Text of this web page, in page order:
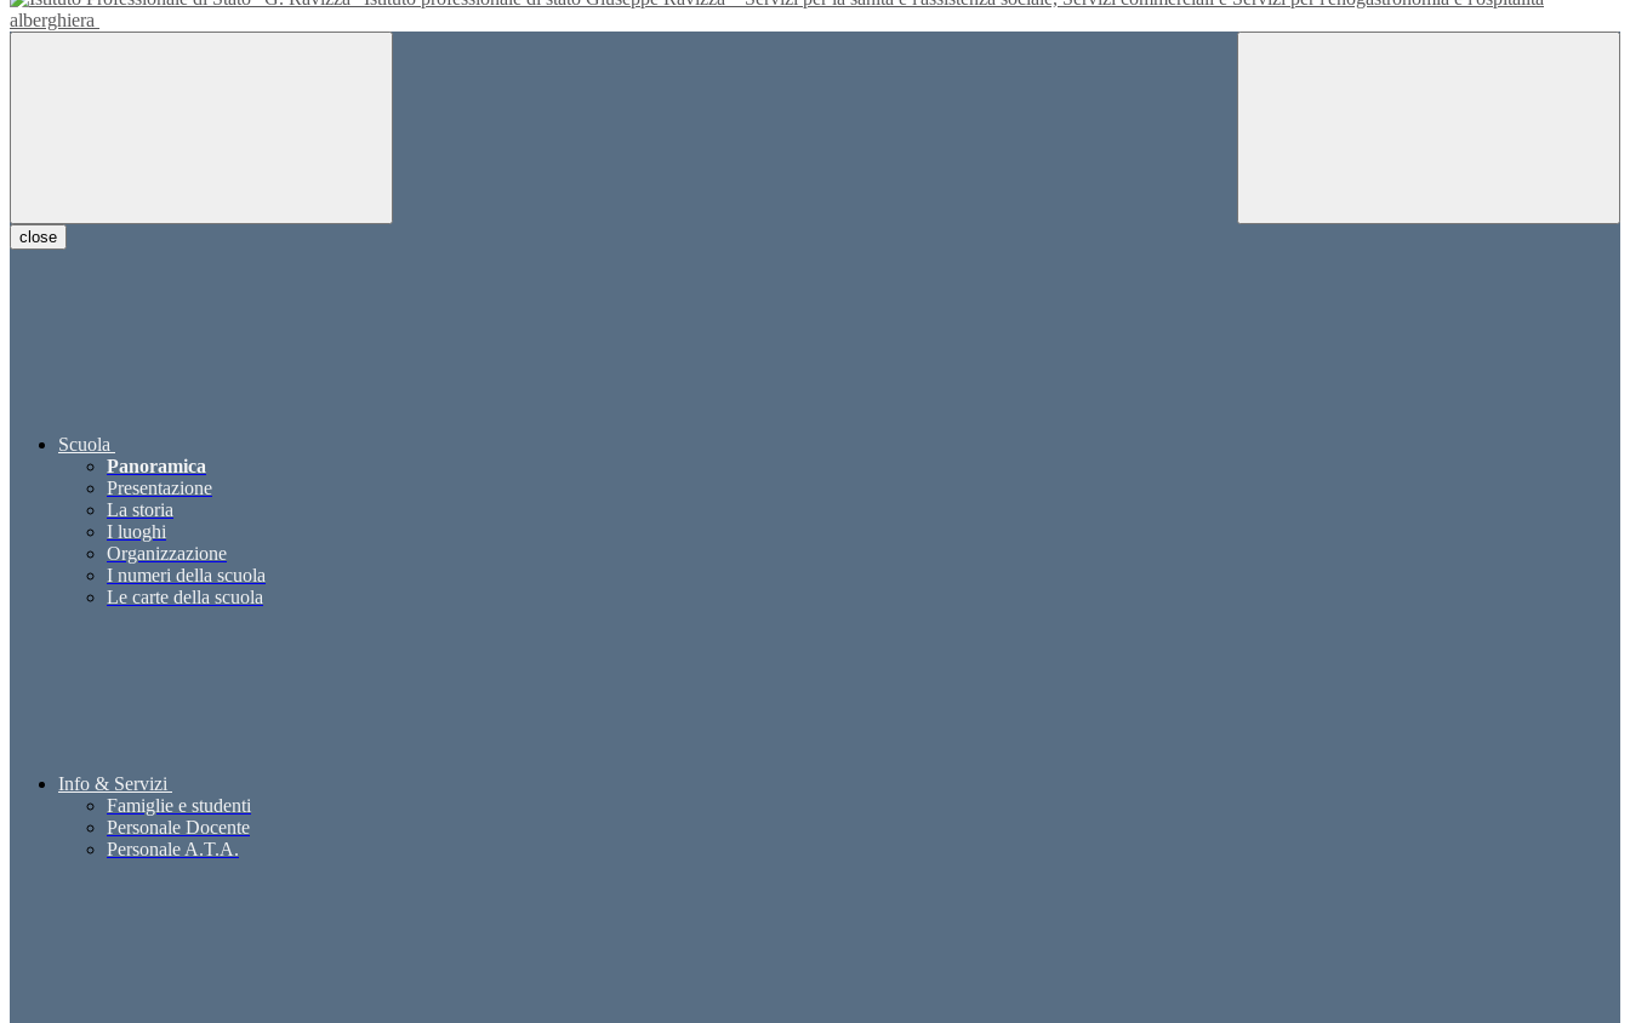
alberghiera
close
Scuola
Panoramica
Presentazione
La storia
I luoghi
Organizzazione
I numeri della scuola
Le carte della scuola
Info & Servizi
Famiglie e studenti
Personale Docente
Personale A.T.A.